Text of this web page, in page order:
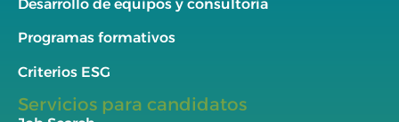
Desarrollo de equipos y consultoría
Programas formativos
Criterios ESG
Servicios para candidatos